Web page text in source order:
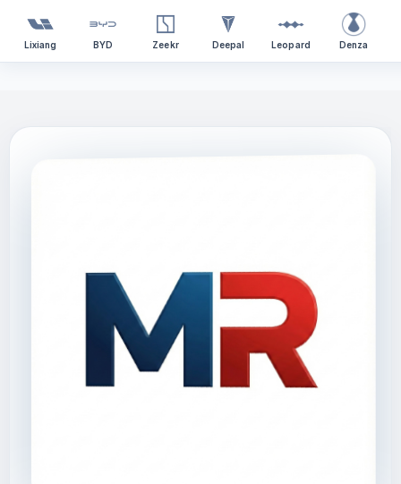
Lixiang BYD Zeekr Deepal Leopard Denza